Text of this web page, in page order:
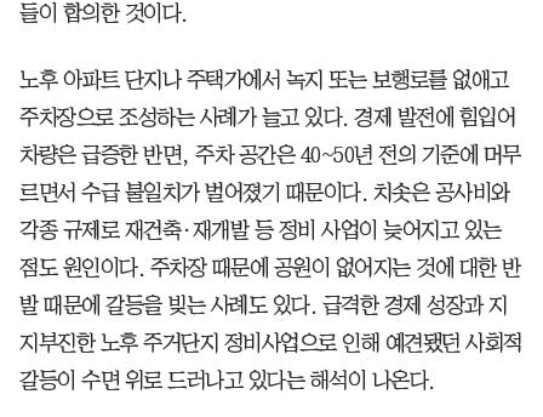
들이 합의한 것이다.
노후 아파트 단지나 주택가에서 녹지 또는 보행로를 없애고
주차장으로 조성하는 사례가 늘고 있다. 경제 발전에 힘입어
차량은 급증한 반면, 주차 공간은 40~50년 전의 기준에 머무
르면서 수급 불일치가 벌어졌기 때문이다. 치솟은 공사비와
각종 규제로 재건축·재개발 등 정비 사업이 늦어지고 있는
점도 원인이다. 주차장 때문에 공원이 없어지는 것에 대한 반
발 때문에 갈등을 빚는 사례도 있다. 급격한 경제 성장과 지
지부진한 노후 주거단지 정비사업으로 인해 예견됐던 사회적
갈등이 수면 위로 드러나고 있다는 해석이 나온다.